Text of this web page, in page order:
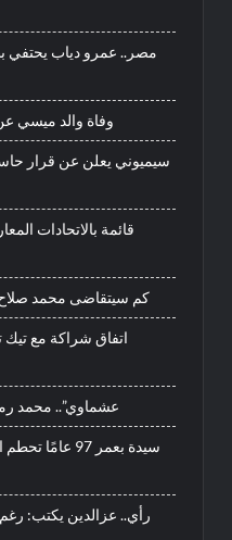
مصر.. عمرو دياب يحتفي
وفاة والد ميسي عن عمر يناهز 68
سيميوني يعلن عن قرار
قائمة بالاتحادات
كم سيتقاضى محمد
اتفاق شراكة مع تيك
“عشماوي”.. محمد
سيدة بعمر 97
رأي.. عزالدين يكتب: